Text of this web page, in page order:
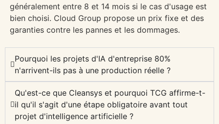
généralement entre 8 et 14 mois si le cas d'usage est
bien choisi. Cloud Group propose un prix fixe et des
garanties contre les pannes et les dommages.
Pourquoi les projets d'IA d'entreprise 80%
n'arrivent-ils pas à une production réelle ?
Qu'est-ce que Cleansys et pourquoi TCG affirme-t-
il qu'il s'agit d'une étape obligatoire avant tout
projet d'intelligence artificielle ?